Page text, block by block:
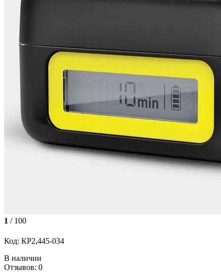
1 / 100
Код: КР2,445-034
В наличии
Отзывов: 0